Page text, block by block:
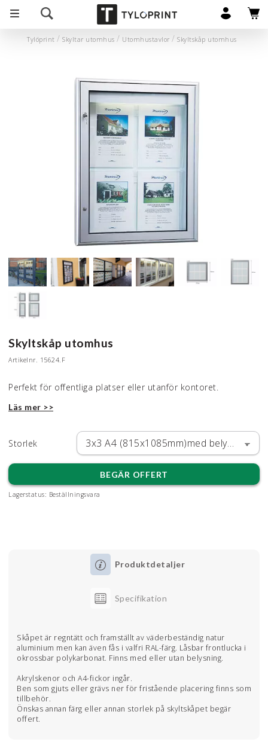
Tylöprint Skyltar utomhus Utomhustavlor Skyltskåp utomhus
Skyltskåp utomhus
Artikelnr. 15624.F
Perfekt för offentliga platser eller utanför kontoret.
Läs mer >>
Storlek
BEGÄR OFFERT
Lagerstatus: Beställningsvara
Produktdetaljer
Specifikation
Skåpet är regntätt och framställt av väderbeständig natur
aluminium men kan även fås i valfri RAL-färg. Låsbar frontlucka i
okrossbar polykarbonat. Finns med eller utan belysning.
Akrylskenor och A4-fickor ingår.
Ben som gjuts eller grävs ner för fristående placering finns som
tillbehör.
Önskas annan färg eller annan storlek på skyltskåpet begär
offert.